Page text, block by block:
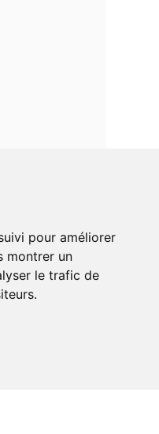
montrer un
le trafic de